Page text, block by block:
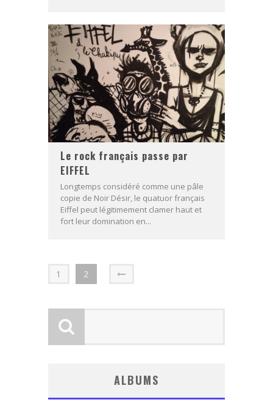
Le rock français passe par
EIFFEL
Longtemps considéré comme une pâle
copie de Noir Désir, le quatuor français
Eiffel peut légitimement clamer haut et
fort leur domination en...
1 2
ALBUMS